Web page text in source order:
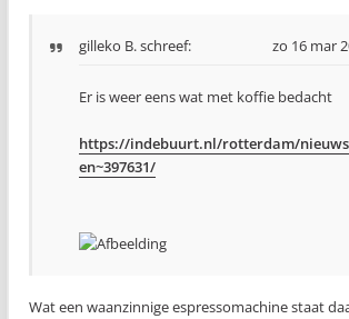
gilleko B.schreef: zo 16 mar
Er is weer eens wat met koffie bedacht
https://indebuurt.nl/rotterdam/
en~397631/
Wat een waanzinnige espressomachine staat